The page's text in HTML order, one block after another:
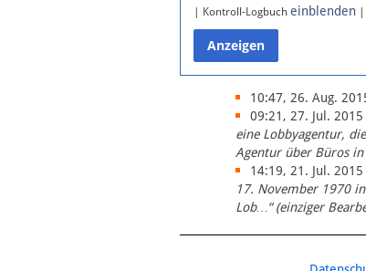
| Kontroll-Logbuch einblenden
10:47, 26. Aug.
09:21, 27. Jul. 2015
eine Lobbyagentur,
Agentur über Büros
14:19, 21. Jul. 2015
17. November 1970
Lob…“ (einziger